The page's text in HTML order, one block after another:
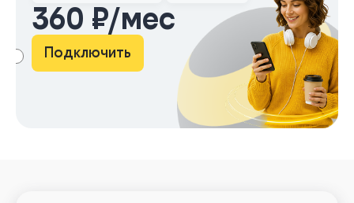
360 ₽/мес
Подключить